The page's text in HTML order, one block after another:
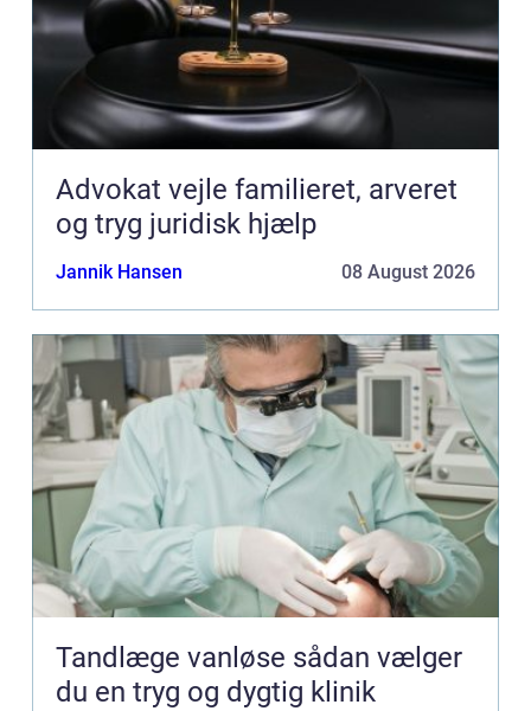
Advokat vejle familieret, arveret
og tryg juridisk hjælp
Jannik Hansen 08 August 2026
Tandlæge vanløse sådan vælger
du en tryg og dygtig klinik